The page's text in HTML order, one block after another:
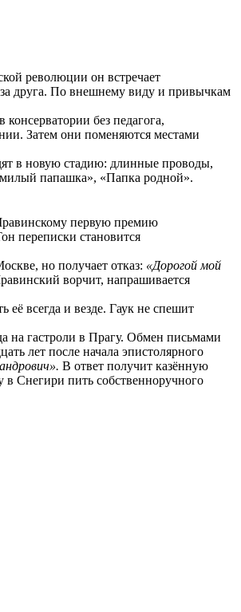
революции он встречает
за друга. По внешнему виду и привычкам
без педагога,
Затем они поменяются местами
в новую стадию: длинные проводы,
папашка», «Папка родной».
первую премию
переписки становится
но получает отказ: «Дорогой мой
ворчит, напрашивается
всегда и везде. Гаук не спешит
на гастроли в Прагу. Обмен письмами
лет после начала эпистолярного
В ответ получит казённую
в Снегири пить собственноручного